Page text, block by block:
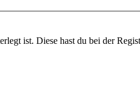
ist. Diese hast du bei der